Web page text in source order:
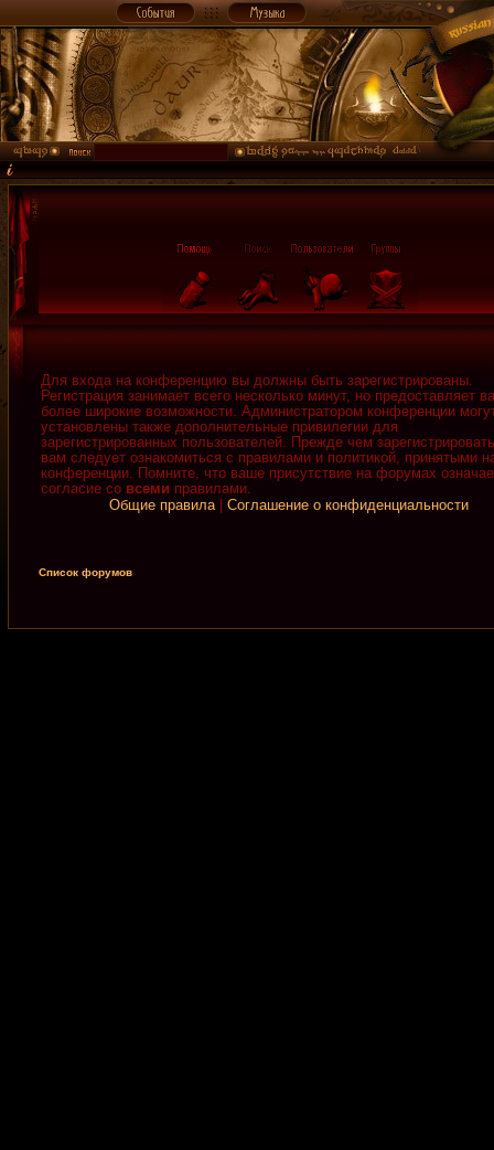
Для входа на конференцию вы должны быть зарегистрированы.
Регистрация занимает всего несколько минут, но предоставляет
более широкие возможности. Администратором конференции
установлены также дополнительные привилегии для
зарегистрированных пользователей. Прежде чем
вам следует ознакомиться с правилами и политикой, принятыми
конференции. Помните, что ваше присутствие на форумах
согласие со всеми правилами.
Общие правила| Соглашение о конфиденциальности
Список форумов